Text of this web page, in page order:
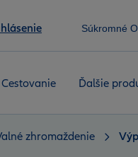
Súkromné
Cestovanie Ďalšie
zhromaždenie